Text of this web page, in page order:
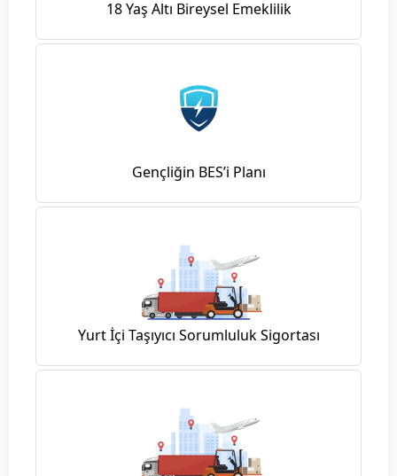
18 Yaş Altı Bireysel Emeklilik
Gençliğin BES’i Planı
Yurt İçi Taşıyıcı Sorumluluk Sigortası